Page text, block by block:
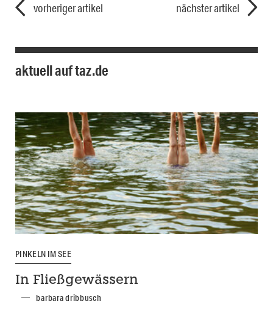
vorheriger artikel nächster artikel
aktuell auf taz.de
PINKELN IM SEE
In Fließgewässern
barbara dribbusch